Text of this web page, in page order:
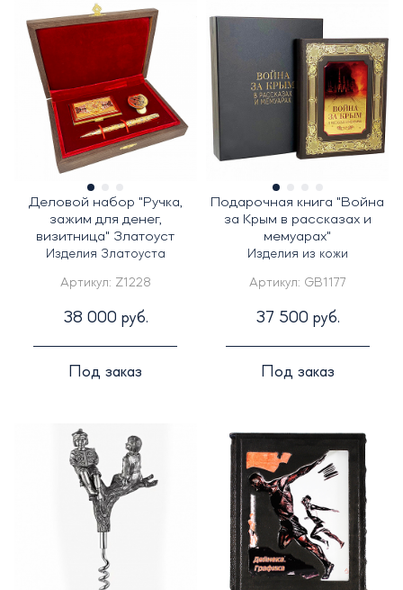
Деловой набор "Ручка,
зажим для денег,
визитница" Златоуст
Изделия Златоуста
Артикул: Z1228
38 000 руб.
Под заказ
Подарочная книга "Война
за Крым в рассказах и
мемуарах"
Изделия из кожи
Артикул: GB1177
37 500 руб.
Под заказ